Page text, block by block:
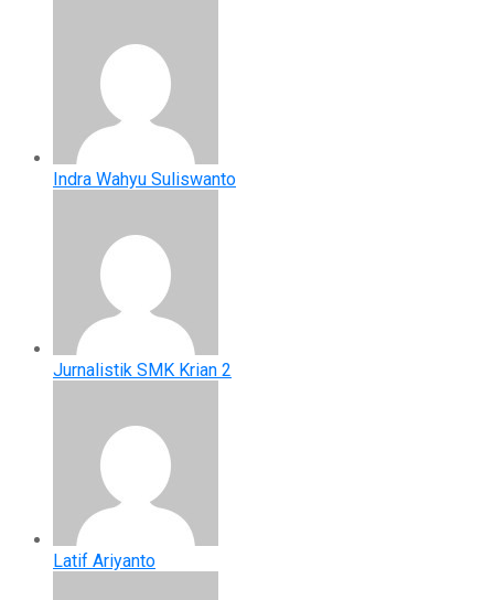
Indra Wahyu Suliswanto
Jurnalistik SMK Krian 2
Latif Ariyanto